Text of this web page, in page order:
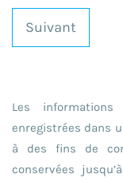
Suivant
Les
enregistrées dans
à des fins de
conservées